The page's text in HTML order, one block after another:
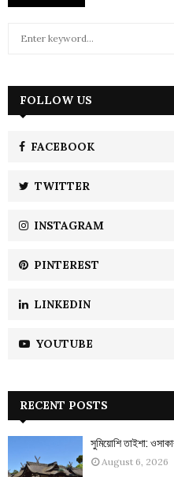
h
FOLLOW US
FACEBOOK
TWITTER
INSTAGRAM
PINTEREST
LINKEDIN
YOUTUBE
RECENT POSTS
সুমিয়োশি তাইশা:
August 6, 2026